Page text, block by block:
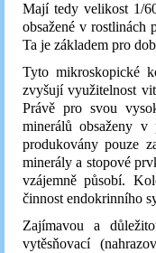
Mají tedy velikost 1/
obsažené v rostlinách
Ta je základem pro
Tyto mikroskopické
zvyšují využitelnost
Právě pro svou
minerálů obsaženy
produkovány pouze
minerály a stopové
vzájemně působí.
činnost endokrinního
Zajímavou a
vytěsňovací